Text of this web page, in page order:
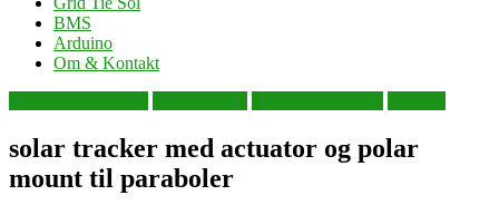
BMS
Arduino
Om & Kontakt
solar tracker med actuator og polar
mount til paraboler